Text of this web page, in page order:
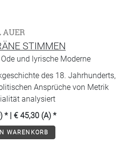
AUER
STIMMEN
und lyrische Moderne
des 18. Jahrhunderts,
Ansprüche von Metrik
analysiert
* | € 45,30 (A) *
WARENKORB